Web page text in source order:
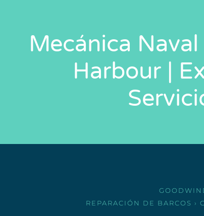
Mecánica
Harbour |
REPARACIÓN DE BARCOS ›